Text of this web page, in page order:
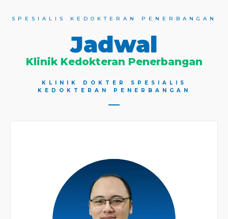
SPESIALIS KEDOKTERAN PENERBANGAN
Jadwal
Klinik Kedokteran Penerbangan
KLINIK DOKTER SPESIALIS
KEDOKTERAN PENERBANGAN